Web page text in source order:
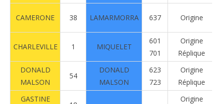
CAMERONE 38 LAMARMORRA 637 Origine
CHARLEVILLE 1 MIQUELET
601
701
Origine
Réplique
DONALD
MALSON
54
DONALD
MALSON
623
723
Origine
Réplique
GASTINE
Origine